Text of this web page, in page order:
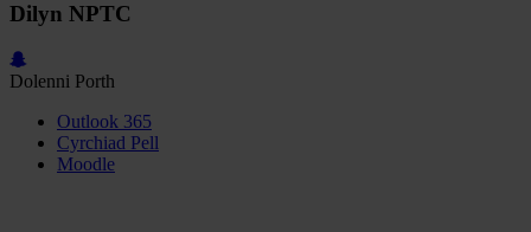
Dilyn NPTC
Dolenni Porth
Outlook 365
Cyrchiad Pell
Moodle